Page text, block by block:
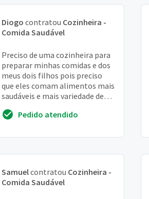
Diogo contratou Cozinheira -
Comida Saudável
Preciso de uma cozinheira para
preparar minhas comidas e dos
meus dois filhos pois preciso
que eles comam alimentos mais
saudáveis e mais variedade de
consigo e...
Pedido atendido
Samuelcontratou Cozinheira -
Comida Saudável